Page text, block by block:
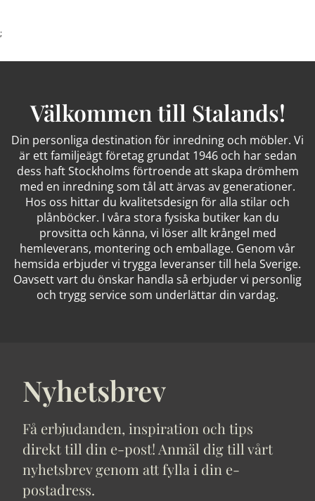
;
Välkommen till Stalands!
Din personliga destination för inredning och möbler. Vi
är ett familjeägt företag grundat 1946 och har sedan
dess haft Stockholms förtroende att skapa drömhem
med en inredning som tål att ärvas av generationer.
Hos oss hittar du kvalitetsdesign för alla stilar och
plånböcker. I våra stora fysiska butiker kan du
provsitta och känna, vi löser allt krångel med
hemleverans, montering och emballage. Genom vår
hemsida erbjuder vi trygga leveranser till hela Sverige.
Oavsett vart du önskar handla så erbjuder vi personlig
och trygg service som underlättar din vardag.
Nyhetsbrev
Få erbjudanden, inspiration och tips
direkt till din e-post! Anmäl dig till vårt
nyhetsbrev genom att fylla i din e-
postadress.